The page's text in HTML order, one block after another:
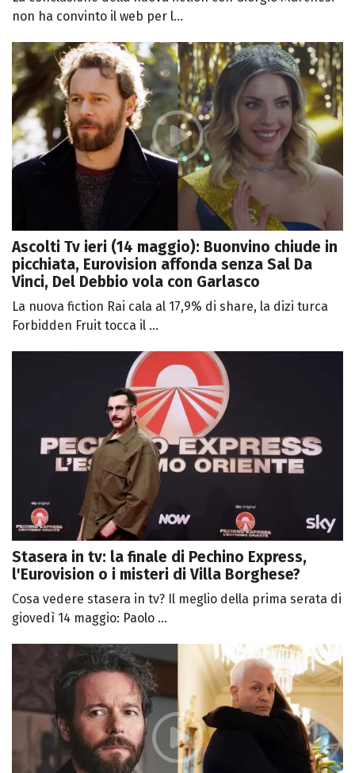
non ha convinto il web per l...
Ascolti Tv ieri (14 maggio): Buonvino chiude in
picchiata, Eurovision affonda senza Sal Da
Vinci, Del Debbio vola con Garlasco
La nuova fiction Rai cala al 17,9% di share, la dizi turca
Forbidden Fruit tocca il ...
Stasera in tv: la finale di Pechino Express,
l'Eurovision o i misteri di Villa Borghese?
Cosa vedere stasera in tv? Il meglio della prima serata di
giovedì 14 maggio: Paolo ...